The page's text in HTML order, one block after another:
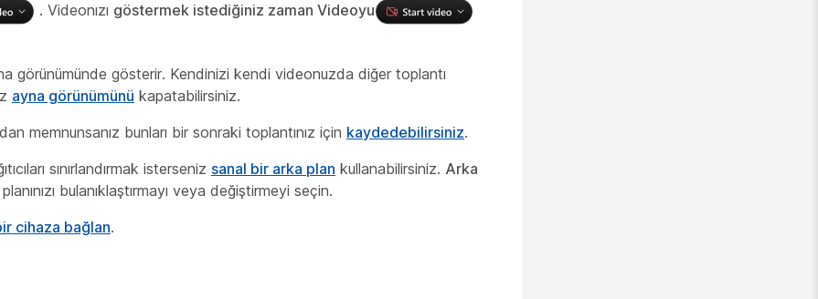
. Videonızı göstermek istediğiniz zaman Videoyu
görünümünde gösterir. Kendinizi kendi videonuzda diğer toplantı
ayna görünümünü kapatabilirsiniz.
memnunsanız bunları bir sonraki toplantınız için kaydedebilirsiniz.
sınırlandırmak isterseniz sanal bir arka plan kullanabilirsiniz. Arka
bulanıklaştırmayı veya değiştirmeyi seçin.
cihaza bağlan.